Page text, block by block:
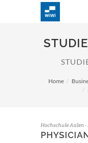
Home
Hochschule Aalen